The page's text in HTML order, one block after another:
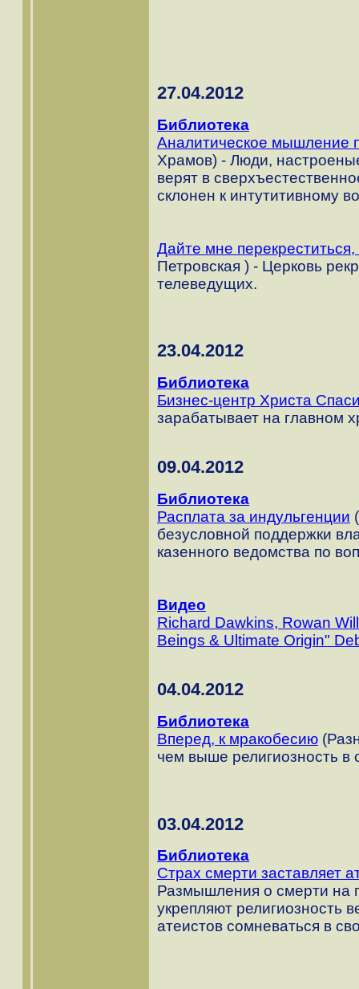
27.04.2012
Библиотека
Аналитическое мышление
Храмов) - Люди,
верят в
склонен к интутитивному
Дайте мне
Петровская ) - Церковь
телеведущих.
23.04.2012
Библиотека
Бизнес-центр Христа
зарабатывает на главном
09.04.2012
Библиотека
Расплата за индульгенции
безусловной поддержки
казенного ведомства по
Видео
Richard Dawkins, Rowan
Beings & Ultimate Origin"
04.04.2012
Библиотека
Вперед, к мракобесию
чем выше религиозность в
03.04.2012
Библиотека
Страх смерти заставляет
Размышления о смерти на
укрепляют религиозность
атеистов сомневаться в